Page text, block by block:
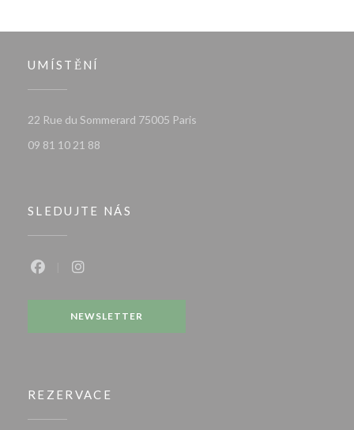
UMÍSTĚNÍ
22 Rue du Sommerard 75005 Paris
09 81 10 21 88
SLEDUJTE NÁS
NEWSLETTER
REZERVACE